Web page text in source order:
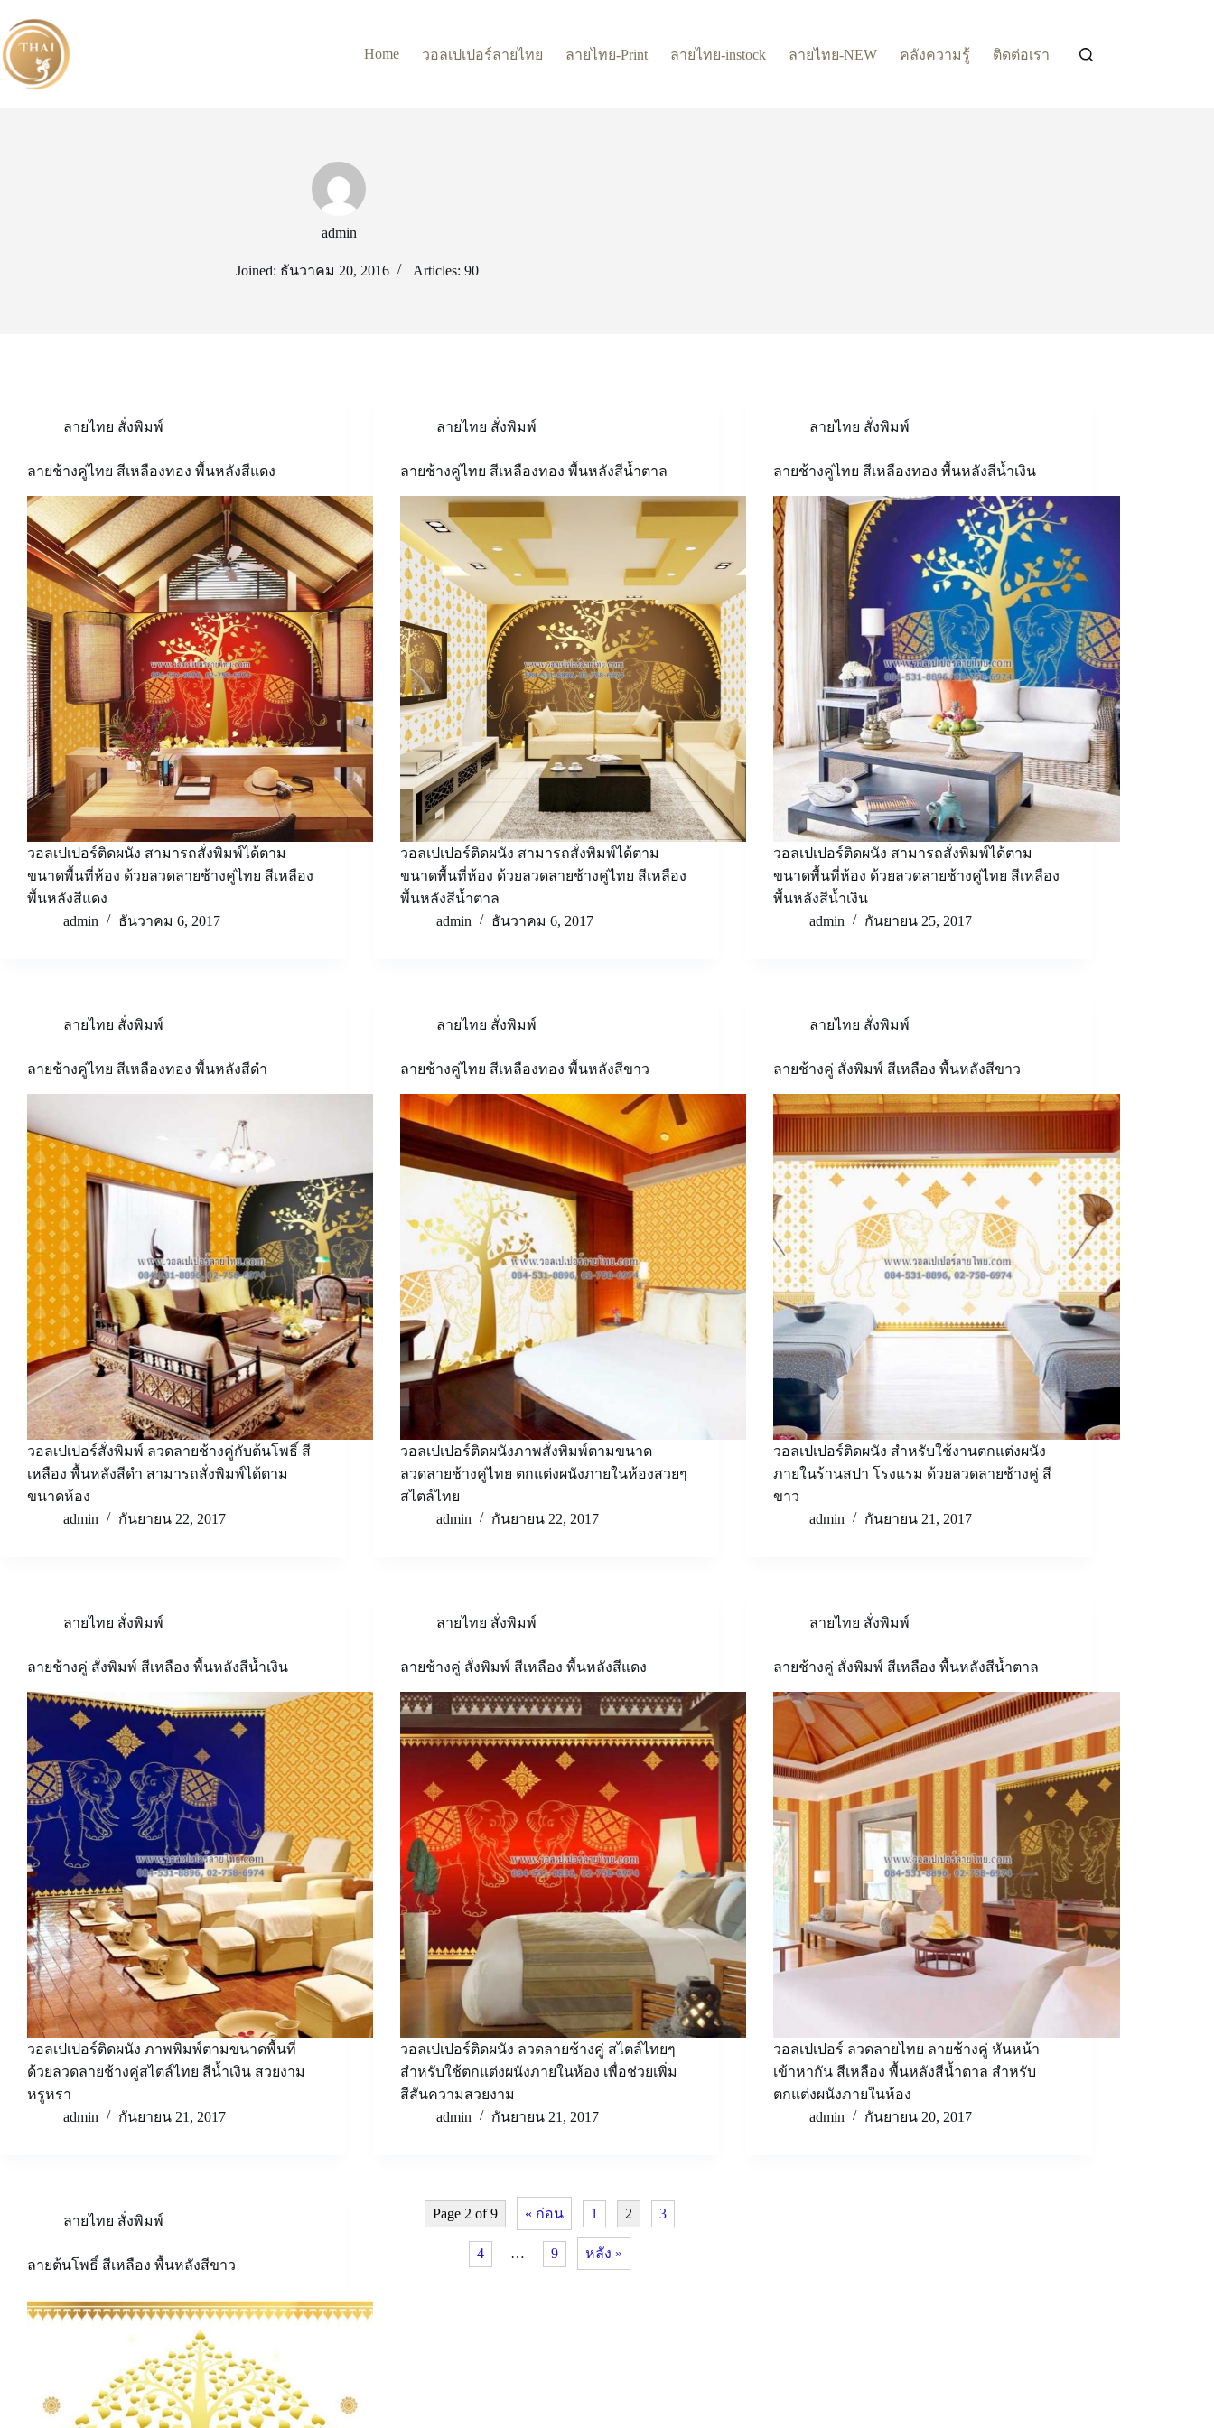
content
Home
วอลเปเปอร์ลายไทย ลายไทย-Print ลายไทย-instock ลายไทย-NEW คลังความรู้ ติดต่อเรา
admin
Joined: ธันวาคม 20, 2016 Articles: 90
ลายไทย สั่งพิมพ์
ลายช้างคู่ไทย สีเหลืองทอง พื้นหลังสีแดง
วอลเปเปอร์ติดผนัง สามารถสั่งพิมพ์ได้ตาม
ขนาดพื้นที่ห้อง ด้วยลวดลายช้างคู่ไทย สีเหลือง
พื้นหลังสีแดง
admin
ธันวาคม 6, 2017
ลายไทย สั่งพิมพ์
ลายช้างคู่ไทย สีเหลืองทอง พื้นหลังสีน้ำตาล
วอลเปเปอร์ติดผนัง สามารถสั่งพิมพ์ได้ตาม
ขนาดพื้นที่ห้อง ด้วยลวดลายช้างคู่ไทย สีเหลือง
พื้นหลังสีน้ำตาล
admin
ธันวาคม 6, 2017
ลายไทย สั่งพิมพ์
ลายช้างคู่ไทย สีเหลืองทอง พื้นหลังสีน้ำเงิน
วอลเปเปอร์ติดผนัง สามารถสั่งพิมพ์ได้ตาม
ขนาดพื้นที่ห้อง ด้วยลวดลายช้างคู่ไทย สีเหลือง
พื้นหลังสีน้ำเงิน
admin
กันยายน 25, 2017
ลายไทย สั่งพิมพ์
ลายช้างคู่ไทย สีเหลืองทอง พื้นหลังสีดำ
วอลเปเปอร์สั่งพิมพ์ ลวดลายช้างคู่กับต้นโพธิ์ สี
เหลือง พื้นหลังสีดำ สามารถสั่งพิมพ์ได้ตาม
ขนาดห้อง
admin
กันยายน 22, 2017
ลายไทย สั่งพิมพ์
ลายช้างคู่ไทย สีเหลืองทอง พื้นหลังสีขาว
วอลเปเปอร์ติดผนังภาพสั่งพิมพ์ตามขนาด
ลวดลายช้างคู่ไทย ตกแต่งผนังภายในห้องสวยๆ
สไตล์ไทย
admin
กันยายน 22, 2017
ลายไทย สั่งพิมพ์
ลายช้างคู่ สั่งพิมพ์ สีเหลือง พื้นหลังสีขาว
วอลเปเปอร์ติดผนัง สำหรับใช้งานตกแต่งผนัง
ภายในร้านสปา โรงแรม ด้วยลวดลายช้างคู่ สี
ขาว
admin
กันยายน 21, 2017
ลายไทย สั่งพิมพ์
ลายช้างคู่ สั่งพิมพ์ สีเหลือง พื้นหลังสีน้ำเงิน
วอลเปเปอร์ติดผนัง ภาพพิมพ์ตามขนาดพื้นที่
ด้วยลวดลายช้างคู่สไตล์ไทย สีน้ำเงิน สวยงาม
หรูหรา
admin
กันยายน 21, 2017
ลายไทย สั่งพิมพ์
ลายช้างคู่ สั่งพิมพ์ สีเหลือง พื้นหลังสีแดง
วอลเปเปอร์ติดผนัง ลวดลายช้างคู่ สไตล์ไทยๆ
สำหรับใช้ตกแต่งผนังภายในห้อง เพื่อช่วยเพิ่ม
สีสันความสวยงาม
admin
กันยายน 21, 2017
ลายไทย สั่งพิมพ์
ลายช้างคู่ สั่งพิมพ์ สีเหลือง พื้นหลังสีน้ำตาล
วอลเปเปอร์ ลวดลายไทย ลายช้างคู่ หันหน้า
เข้าหากัน สีเหลือง พื้นหลังสีน้ำตาล สำหรับ
ตกแต่งผนังภายในห้อง
admin
กันยายน 20, 2017
ลายไทย สั่งพิมพ์
ลายต้นโพธิ์ สีเหลือง พื้นหลังสีขาว
Page 2 of 9 « ก่อน 1 2 3
4 … 9 หลัง »